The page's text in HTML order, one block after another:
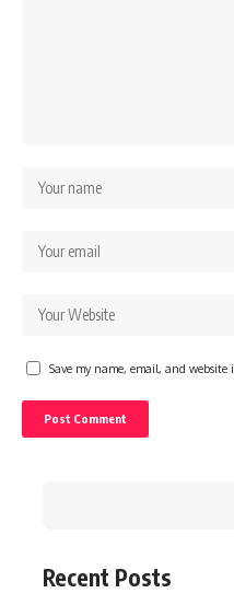
Save my name, email, and
Recent Posts